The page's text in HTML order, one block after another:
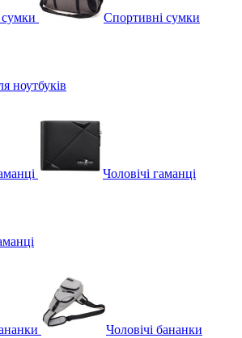
Спортивні сумки
ноутбуків
Чоловічі гаманці
Чоловічі бананки